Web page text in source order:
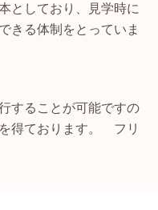
としており、見学時に
きる体制をとっていま
することが可能ですの
得ております。 フリ